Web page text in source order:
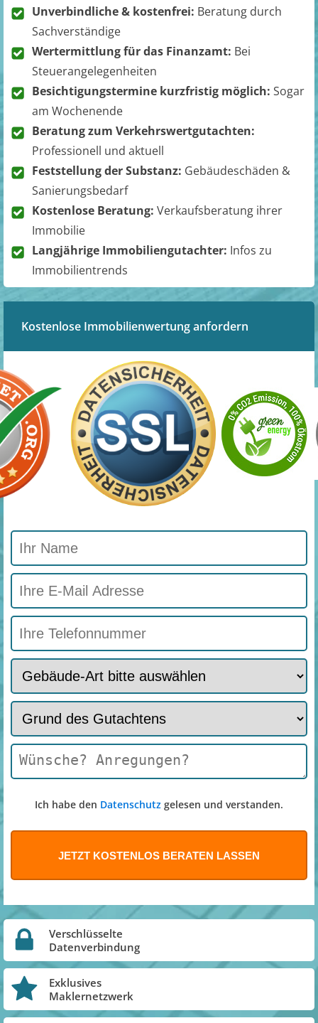
Unverbindliche & kostenfrei: Beratung durch
Sachverständige
Wertermittlung für das Finanzamt: Bei
Steuerangelegenheiten
Besichtigungstermine kurzfristig möglich: Sogar
am Wochenende
Beratung zum Verkehrswertgutachten:
Professionell und aktuell
Feststellung der Substanz: Gebäudeschäden &
Sanierungsbedarf
Kostenlose Beratung: Verkaufsberatung ihrer
Immobilie
Langjährige Immobiliengutachter: Infos zu
Immobilientrends
Kostenlose Immobilienwertung anfordern
Ich habe den Datenschutz gelesen und verstanden.
Verschlüsselte
Datenverbindung
Exklusives
Maklernetzwerk